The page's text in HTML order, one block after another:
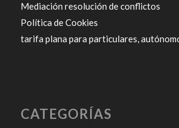
Mediación resolución de conflictos
Política de Cookies
tarifa plana para particulares,
CATEGORÍAS